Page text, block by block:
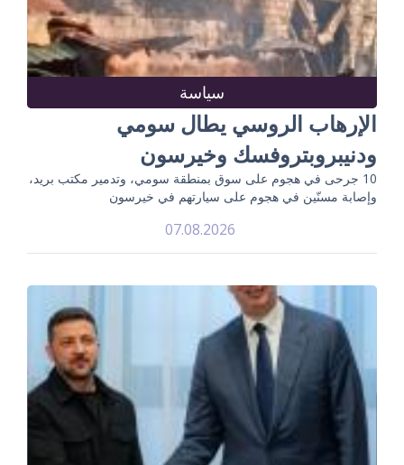
سياسة
الإرهاب الروسي يطال سومي
ودنيبروبتروفسك وخيرسون
10 جرحى في هجوم على سوق بمنطقة سومي، وتدمير مكتب بريد،
وإصابة مسنّين في هجوم على سيارتهم في خيرسون
07.08.2026